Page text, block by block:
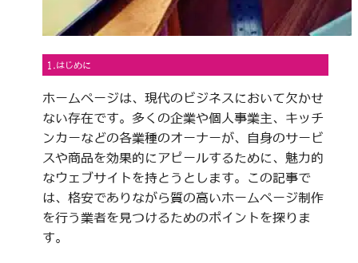
1.はじめに
ホームページは、現代のビジネスにおいて欠かせ
ない存在です。多くの企業や個人事業主、キッチ
ンカーなどの各業種のオーナーが、自身のサービ
スや商品を効果的にアピールするために、魅力的
なウェブサイトを持とうとします。この記事で
は、格安でありながら質の高いホームページ制作
を行う業者を見つけるためのポイントを探りま
す。